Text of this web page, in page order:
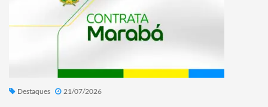
Destaques 21/07/2026